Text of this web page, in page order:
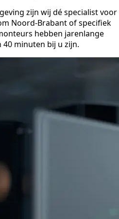
zijn wij dé specialist voor
Noord-Brabant of specifiek
hebben jarenlange
minuten bij u zijn.